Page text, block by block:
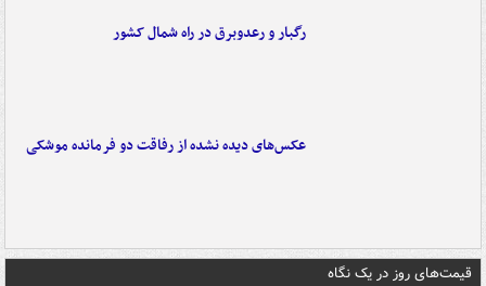
رگبار و رعدوبرق در راه شمال کشور
عکس‌های دیده نشده از رفاقت دو فرمانده‌ موشکی
قیمت‌های روز در یک نگاه